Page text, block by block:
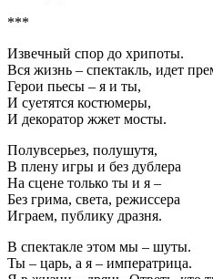
***
Извечный спор до хрипоты.
Вся жизнь – спектакль, идет
Герои пьесы – я и ты,
И суетятся костюмеры,
И декоратор жжет мосты.
Полувсерьез, полушутя,
В плену игры и без дублера
На сцене только ты и я –
Без грима, света, режиссера
Играем, публику дразня.
В спектакле этом мы – шуты.
Ты – царь, а я – императрица.